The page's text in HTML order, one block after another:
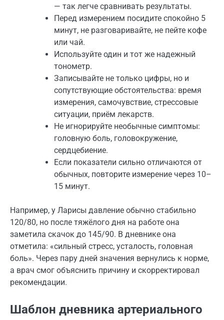
— так легче сравнивать результаты.
Перед измерением посидите спокойно 5
минут, не разговаривайте, не пейте кофе
или чай.
Используйте один и тот же надежный
тонометр.
Записывайте не только цифры, но и
сопутствующие обстоятельства: время
измерения, самочувствие, стрессовые
ситуации, приём лекарств.
Не игнорируйте необычные симптомы:
головную боль, головокружение,
сердцебиение.
Если показатели сильно отличаются от
обычных, повторите измерение через 10–
15 минут.
Например, у Ларисы давление обычно стабильно
120/80, но после тяжёлого дня на работе она
заметила скачок до 145/90. В дневнике она
отметила: «сильный стресс, усталость, головная
боль». Через пару дней значения вернулись к норме,
а врач смог объяснить причину и скорректировал
рекомендации.
Шаблон дневника артериального